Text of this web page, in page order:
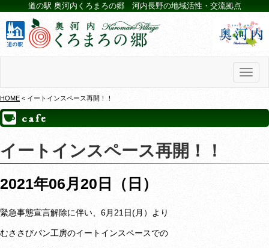
道の駅 奥河内くろまろの郷 河内長野の地域活性・交流拠点
HOME < イートインスペース再開！！
イートインスペース再開！！
2021年06月20日（日）
緊急事態宣言解除に伴い、6月21日(月）より
むささびパン工房のイートインスペースでの